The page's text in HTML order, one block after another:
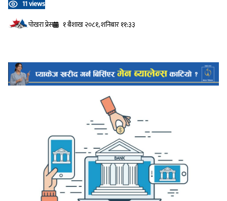
11 views
प‍ोखरा प्रेस
१ बैशाख २०८१, शनिबार ११:३३